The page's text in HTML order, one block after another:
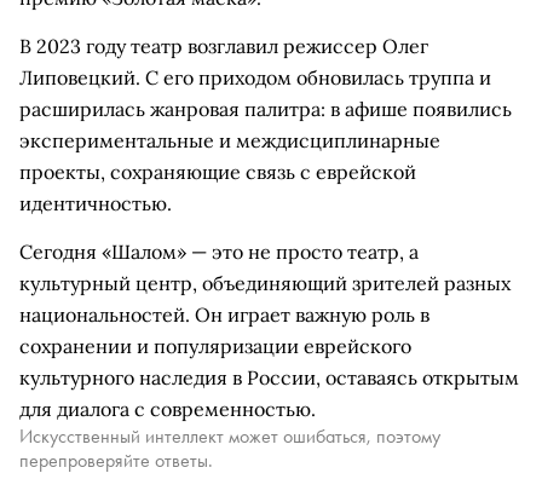
В 2023 году театр возглавил режиссер Олег
Липовецкий. С его приходом обновилась труппа и
расширилась жанровая палитра: в афише появились
экспериментальные и междисциплинарные
проекты, сохраняющие связь с еврейской
идентичностью.
Сегодня «Шалом» — это не просто театр, а
культурный центр, объединяющий зрителей разных
национальностей. Он играет важную роль в
сохранении и популяризации еврейского
культурного наследия в России, оставаясь открытым
для диалога с современностью.
Искусственный интеллект может ошибаться, поэтому
перепроверяйте ответы.